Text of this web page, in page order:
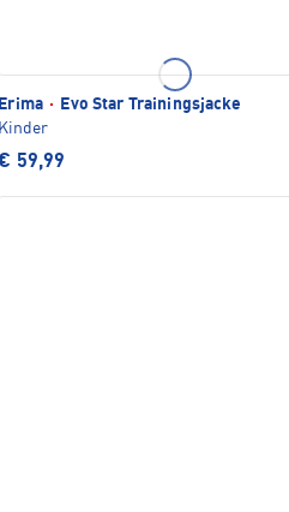
Erima ·
Evo Star Trainingsjacke
Kinder
59,99